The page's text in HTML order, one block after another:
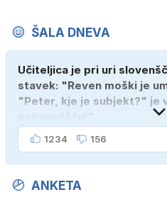
ŠALA DNEVA
Učiteljica je pri uri
stavek: "Reven moški je
"Peter, kje je subjekt?" je
1234 156
ANKETA